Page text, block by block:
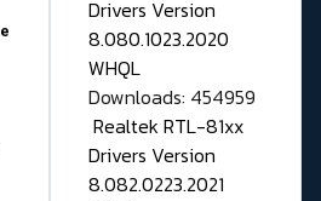
Drivers Version
8.080.1023.2020
WHQL
Downloads: 454959
Realtek RTL-81xx
Drivers Version
8.082.0223.2021